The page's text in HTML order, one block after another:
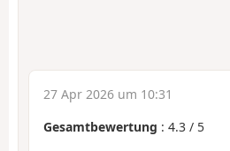
27 Apr 2026 um 10:31
Gesamtbewertung : 4.3 / 5